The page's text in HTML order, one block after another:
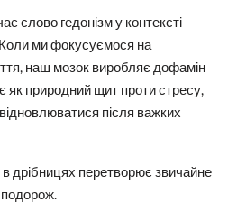
слово гедонізм у контексті
Коли ми фокусуємося на
наш мозок виробляє дофамін
як природний щит проти стресу,
після важких
дрібницях перетворює звичайне
подорож.